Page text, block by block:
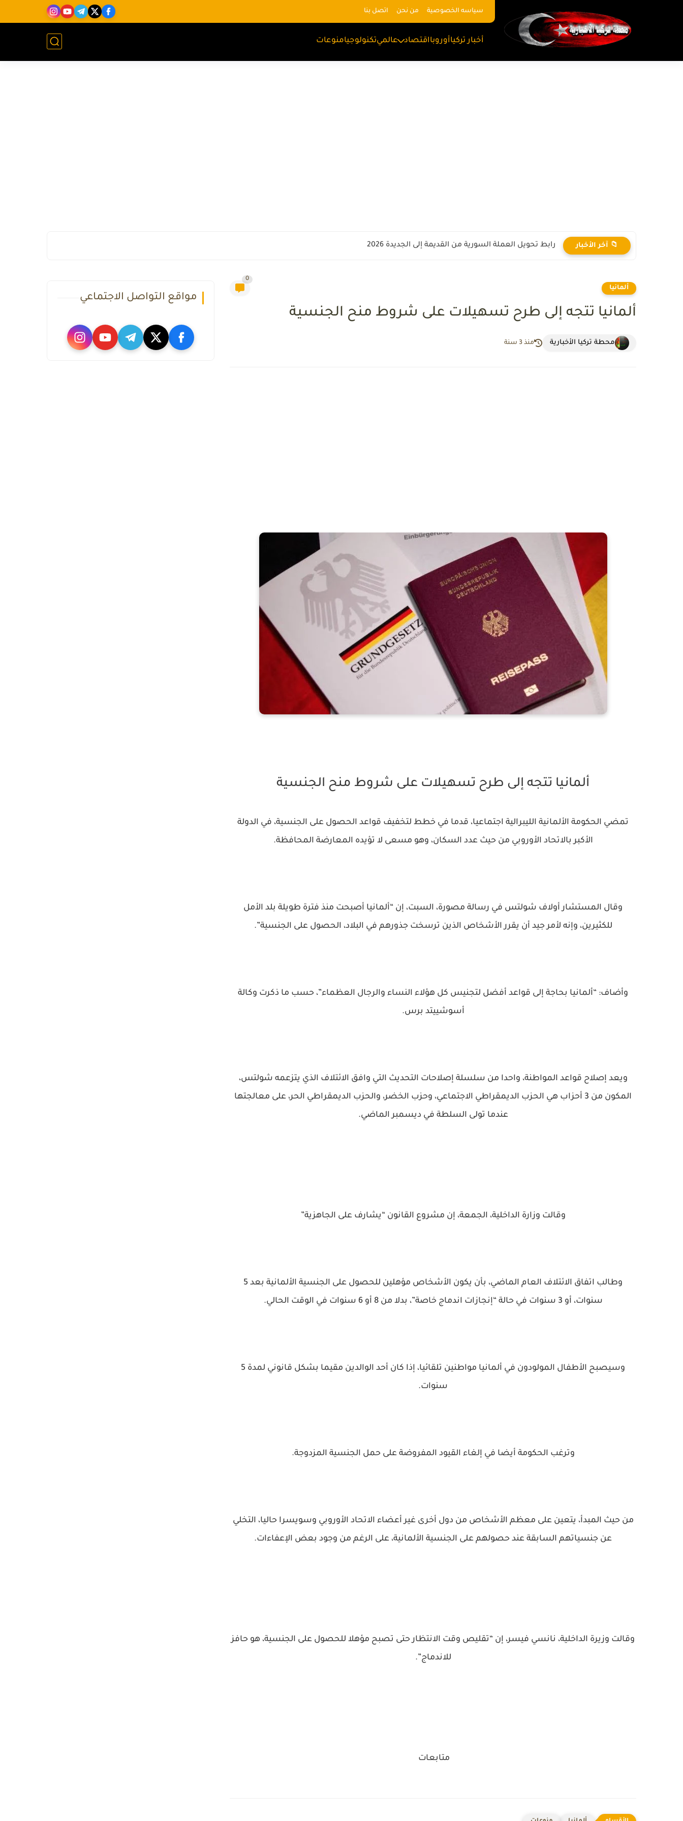
سياسه الخصوصية من نحن اتصل بنا
أخبار تركياأوروبااقتصاد عالميتكنولوجيامنوعات
📁 آخر الأخبار رابط تحويل العملة السورية من القديمة إلى الجديدة 2026
ألمانيا
0
ألمانيا تتجه إلى طرح تسهيلات على شروط منح الجنسية
محطة تركيا الأخبارية منذ 3 سنة
ألمانيا تتجه إلى طرح تسهيلات على شروط منح الجنسية
تمضي الحكومة الألمانية الليبرالية اجتماعيا، قدما في خطط لتخفيف قواعد الحصول على الجنسية، في الدولة
الأكبر بالاتحاد الأوروبي من حيث عدد السكان، وهو مسعى لا تؤيده المعارضة المحافظة.
وقال المستشار أولاف شولتس في رسالة مصورة، السبت، إن “ألمانيا أصبحت منذ فترة طويلة بلد الأمل
للكثيرين، وإنه لأمر جيد أن يقرر الأشخاص الذين ترسخت جذورهم في البلاد، الحصول على الجنسية”.
وأضاف: “ألمانيا بحاجة إلى قواعد أفضل لتجنيس كل هؤلاء النساء والرجال العظماء”، حسب ما ذكرت وكالة
أسوشييتد برس.
ويعد إصلاح قواعد المواطنة، واحدا من سلسلة إصلاحات التحديث التي وافق الائتلاف الذي يتزعمه شولتس،
المكون من 3 أحزاب هي الحزب الديمقراطي الاجتماعي، وحزب الخضر، والحزب الديمقراطي الحر، على معالجتها
عندما تولى السلطة في ديسمبر الماضي.
وقالت وزارة الداخلية، الجمعة، إن مشروع القانون “يشارف على الجاهزية”
وطالب اتفاق الائتلاف العام الماضي، بأن يكون الأشخاص مؤهلين للحصول على الجنسية الألمانية بعد 5
سنوات، أو 3 سنوات في حالة “إنجازات اندماج خاصة”، بدلا من 8 أو 6 سنوات في الوقت الحالي.
وسيصبح الأطفال المولودون في ألمانيا مواطنين تلقائيا، إذا كان أحد الوالدين مقيما بشكل قانوني لمدة 5
سنوات.
وترغب الحكومة أيضا في إلغاء القيود المفروضة على حمل الجنسية المزدوجة.
من حيث المبدأ، يتعين على معظم الأشخاص من دول أخرى غير أعضاء الاتحاد الأوروبي وسويسرا حاليا، التخلي
عن جنسياتهم السابقة عند حصولهم على الجنسية الألمانية، على الرغم من وجود بعض الإعفاءات.
وقالت وزيرة الداخلية، نانسي فيسر، إن “تقليص وقت الانتظار حتى تصبح مؤهلا للحصول على الجنسية، هو حافز
للاندماج”.
متابعات
مواقع التواصل الاجتماعي